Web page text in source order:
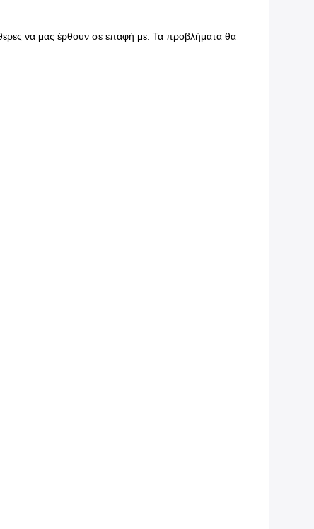
να μας έρθουν σε επαφή με. Τα προβλήματα θα